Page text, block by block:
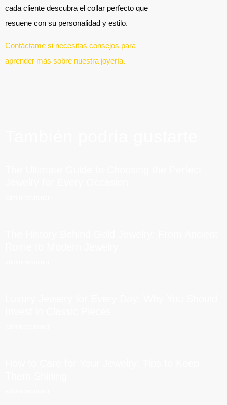
cada cliente descubra el collar perfecto que
resuene con su personalidad y estilo.
Contáctame si necesitas consejos para
aprender más sobre nuestra joyería.